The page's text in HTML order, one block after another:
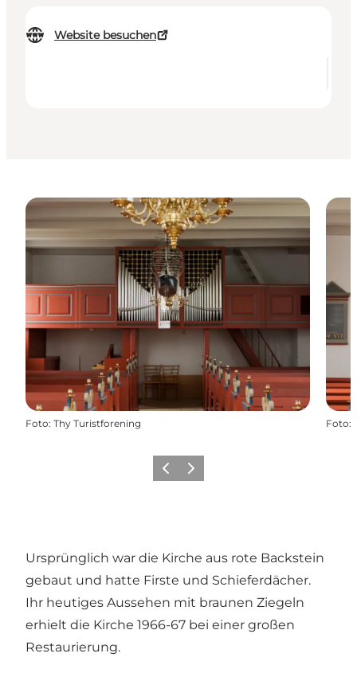
Website besuchen
Foto: Thy Turistforening Foto:
ZurückWeiter
Ursprünglich war die Kirche aus rote Backstein
gebaut und hatte Firste und Schieferdächer.
Ihr heutiges Aussehen mit braunen Ziegeln
erhielt die Kirche 1966-67 bei einer großen
Restaurierung.